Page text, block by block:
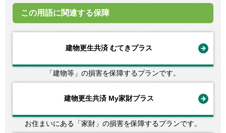
この用語に関連する保障
建物更生共済 むてきプラス
「建物等」の損害を保障するプランです。
建物更生共済 My家財プラス
お住まいにある「家財」の損害を保障するプランです。